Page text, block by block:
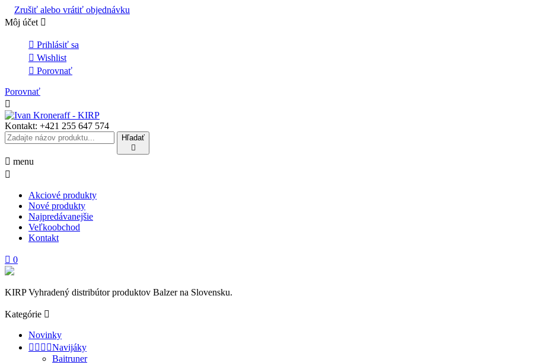
Zrušiť alebo vrátiť objednávku
Môj účet 
 Prihlásiť sa
 Wishlist
 Porovnať
Porovnať

Kontakt: +421 255 647 574
Hľadať

 menu

Akciové produkty
Nové produkty
Najpredávanejšie
Veľkoobchod
Kontakt
 0
KIRP Vyhradený distribútor produktov Balzer na Slovensku.
Kategórie 
Novinky
   Navijáky
Baitruner